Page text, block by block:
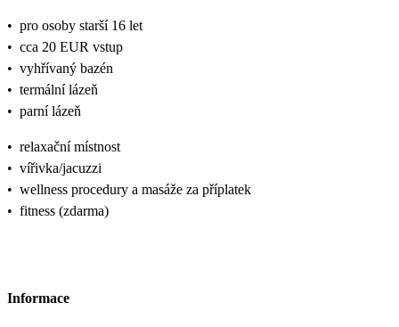
• pro osoby starší 16 let
• cca 20 EUR vstup
• vyhřívaný bazén
• termální lázeň
• parní lázeň
• relaxační místnost
• vířivka/jacuzzi
• wellness procedury a masáže za příplatek
• fitness (zdarma)
Informace